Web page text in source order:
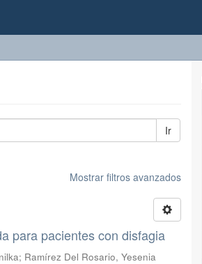
Ir
Mostrar filtros avanzados
para pacientes con disfagia
; Ramírez Del Rosario, Yesenia